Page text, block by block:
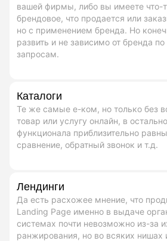
вашей фирмы, либо вы имеете что-
брендовое, что продается или
но с применением бренда. Но
развить и не зависимо от бренда
запросам.
Каталоги
Те же самые е-ком, но только без
товар или услугу онлайн, в
функционала приблизительно
сравнение, обратный звонок и т.д.
Лендинги
Да есть расхожее мнение, что
Landing Page именно в выдаче
системах почти невозможно из-за
ранжирования, но во всяких нишах